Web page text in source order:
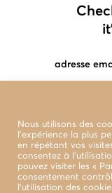
adresse
Nous utilisons des
l'expérience la plus
en répétant vos
consentez à
pouvez visiter les «
consentement
l’utilisation des